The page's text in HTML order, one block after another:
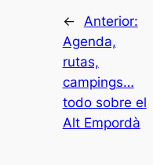
← Anterior:
Agenda,
rutas,
campings…
todo sobre el
Alt Empordà